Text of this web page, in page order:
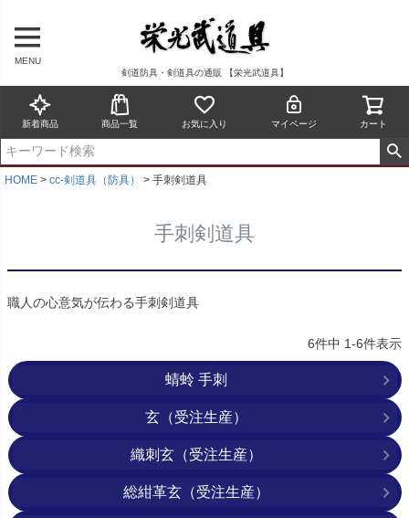
剣道防具・剣道具の通販 【栄光武道具】
MENU
新着商品 商品一覧 お気に入り マイページ カート
HOME cc-剣道具（防具） 手刺剣道具
手刺剣道具
職人の心意気が伝わる手刺剣道具
6件中 1-6件表示
蜻蛉 手刺
玄（受注生産）
織刺玄（受注生産）
総紺革玄（受注生産）